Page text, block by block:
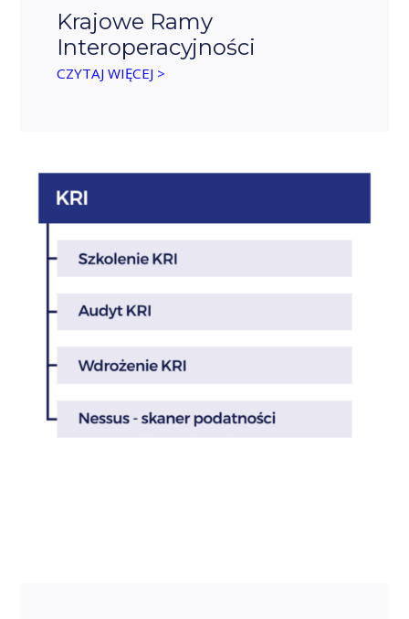
Krajowe Ramy
Interoperacyjności
CZYTAJ WIĘCEJ >